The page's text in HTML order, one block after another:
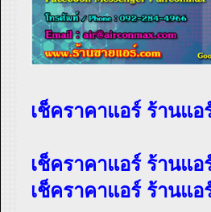
เช็คราคาแอร์ ร้านแอ
เช็คราคาแอร์ ร้านแ
เช็คราคาแอร์ ร้านแ